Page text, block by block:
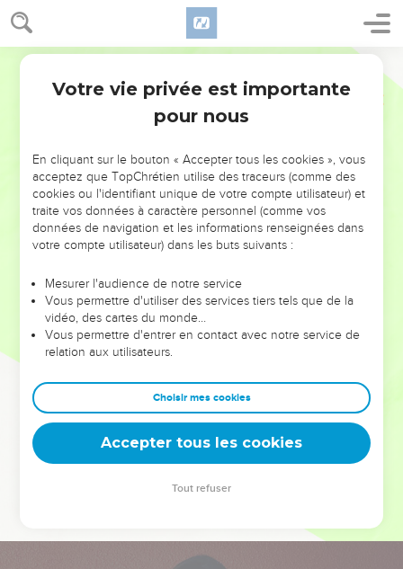
NE MANQUEZ PAS L’ÉVÉNEMENT
DE L’ANNÉE !
ET SI LEURS ERREURS POUVAIENT VOUS ÉVITER LES
VOTRES ?
leur foi ou leur vision. Mais on voit moins les doutes, les erreurs
et les saisons difficiles qu'ils ont traversés, alors même que ce
sont elles qui les ont façonnés.
Dans cette conférence, leaders, entrepreneurs, et responsables
clés pour avancer avec plus de sagesse afin que leurs erreurs
deviennent vos tremplins. Que vous guidiez un ministère, une
équipe, un groupe ou une famille, leur expérience est faite
Votre vie privée est importante
pour nous
En cliquant sur le bouton « Accepter tous les cookies », vous
acceptez que TopChrétien utilise des traceurs (comme des
cookies ou l'identifiant unique de votre compte utilisateur) et
traite vos données à caractère personnel (comme vos
données de navigation et les informations renseignées dans
votre compte utilisateur) dans les buts suivants :
Mesurer l'audience de notre service
Vous permettre d'utiliser des services tiers tels que de la
vidéo, des cartes du monde…
Vous permettre d'entrer en contact avec notre service de
relation aux utilisateurs.
Choisir mes cookies
Accepter tous les cookies
Tout refuser